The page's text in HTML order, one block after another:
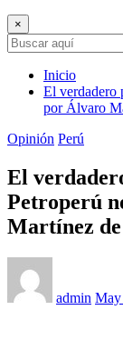
×
Inicio
El verdadero
por Álvaro
Opinión Perú
El
Petroperú
Martínez
admin May